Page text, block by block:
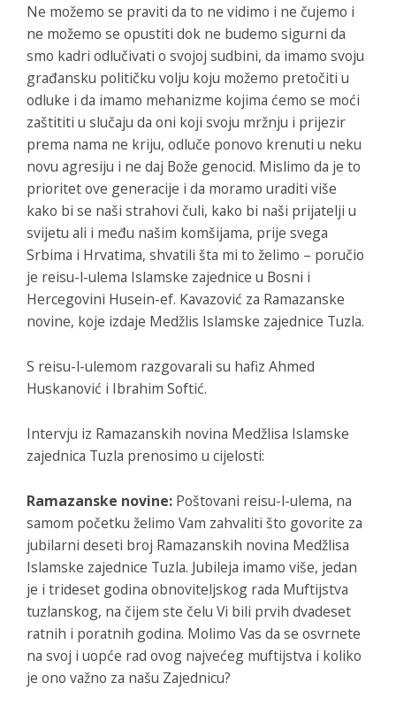
Ne možemo se praviti da to ne vidimo i ne čujemo i
ne možemo se opustiti dok ne budemo sigurni da
smo kadri odlučivati o svojoj sudbini, da imamo svoju
građansku političku volju koju možemo pretočiti u
odluke i da imamo mehanizme kojima ćemo se moći
zaštititi u slučaju da oni koji svoju mržnju i prijezir
prema nama ne kriju, odluče ponovo krenuti u neku
novu agresiju i ne daj Bože genocid. Mislimo da je to
prioritet ove generacije i da moramo uraditi više
kako bi se naši strahovi čuli, kako bi naši prijatelji u
svijetu ali i među našim komšijama, prije svega
Srbima i Hrvatima, shvatili šta mi to želimo – poručio
je reisu-l-ulema Islamske zajednice u Bosni i
Hercegovini Husein-ef. Kavazović za Ramazanske
novine, koje izdaje Medžlis Islamske zajednice Tuzla.
S reisu-l-ulemom razgovarali su hafiz Ahmed
Huskanović i Ibrahim Softić.
Intervju iz Ramazanskih novina Medžlisa Islamske
zajednica Tuzla prenosimo u cijelosti:
Ramazanske novine: Poštovani reisu-l-ulema, na
samom početku želimo Vam zahvaliti što govorite za
jubilarni deseti broj Ramazanskih novina Medžlisa
Islamske zajednice Tuzla. Jubileja imamo više, jedan
je i trideset godina obnoviteljskog rada Muftijstva
tuzlanskog, na čijem ste čelu Vi bili prvih dvadeset
ratnih i poratnih godina. Molimo Vas da se osvrnete
na svoj i uopće rad ovog najvećeg muftijstva i koliko
je ono važno za našu Zajednicu?